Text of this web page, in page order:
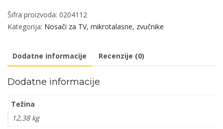
N107
Crna
400x400,600x400
Q
količina
Šifra proizvoda: 0204112
Kategorija: Nosači za TV, mikrotalasne, zvučnike
Dodatne informacije Recenzije (0)
Dodatne informacije
Težina
12,38 kg